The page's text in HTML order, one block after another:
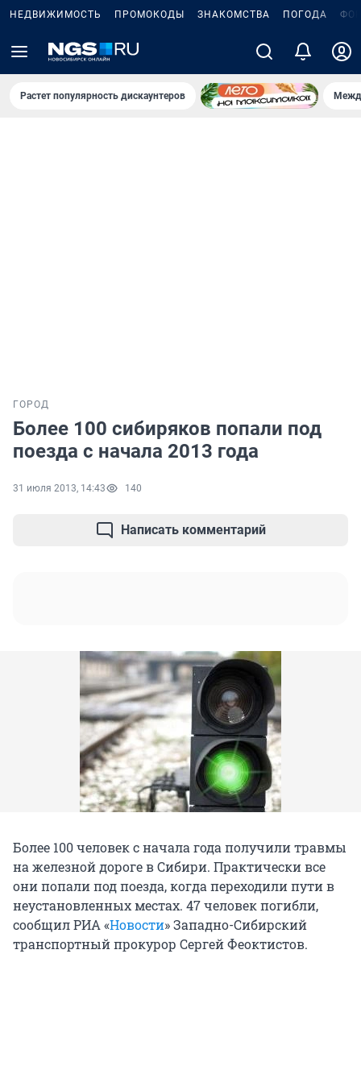
НЕДВИЖИМОСТЬ ПРОМОКОДЫ ЗНАКОМСТВА ПОГОДА
Растет популярность дискаунтеров
ГОРОД
Более 100 сибиряков попали под
поезда с начала 2013 года
31 июля 2013, 14:43 140
Написать комментарий
Более 100 человек с начала года получили травмы
на железной дороге в Сибири. Практически все
они попали под поезда, когда переходили пути в
неустановленных местах. 47 человек погибли,
сообщил РИА «Новости» Западно-Сибирский
транспортный прокурор Сергей Феоктистов.